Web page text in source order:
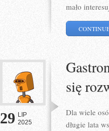
mało
29 LIP
2025
się
Dla wiele
długie lata